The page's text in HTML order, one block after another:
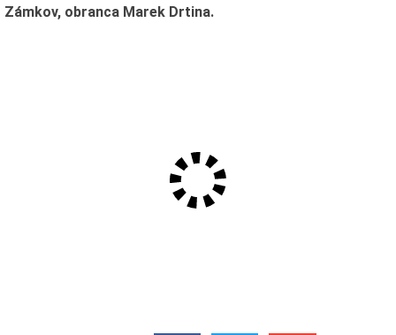
Zámkov, obranca Marek Drtina.